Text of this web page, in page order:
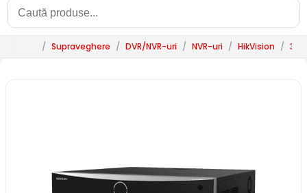
/ Supraveghere / DVR/NVR-uri / NVR-uri / HikVision / 32